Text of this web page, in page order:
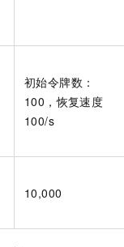
初始令牌数：
100，恢复速度
100/s
10,000